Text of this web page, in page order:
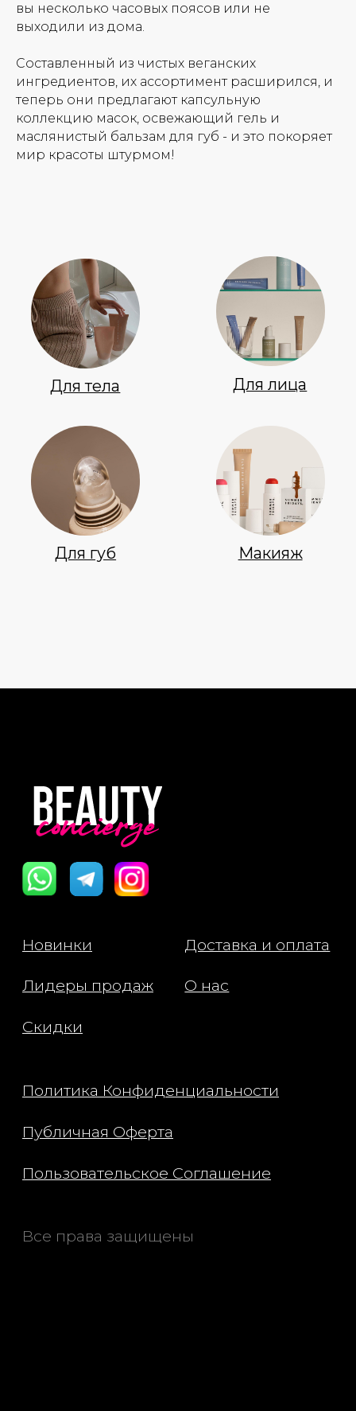
вы несколько часовых поясов или не
выходили из дома.
Составленный из чистых веганских
ингредиентов, их ассортимент расширился, и
теперь они предлагают капсульную
коллекцию масок, освежающий гель и
маслянистый бальзам для губ - и это покоряет
мир красоты штурмом!
Для лица
Для тела
Доставка и оплата
О нас
Новинки
Лидеры продаж
Скидки